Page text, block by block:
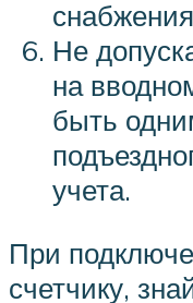
Не
на
быть
учета.
При
счетчику,